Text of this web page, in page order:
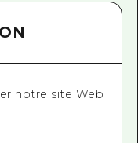
notre site Web